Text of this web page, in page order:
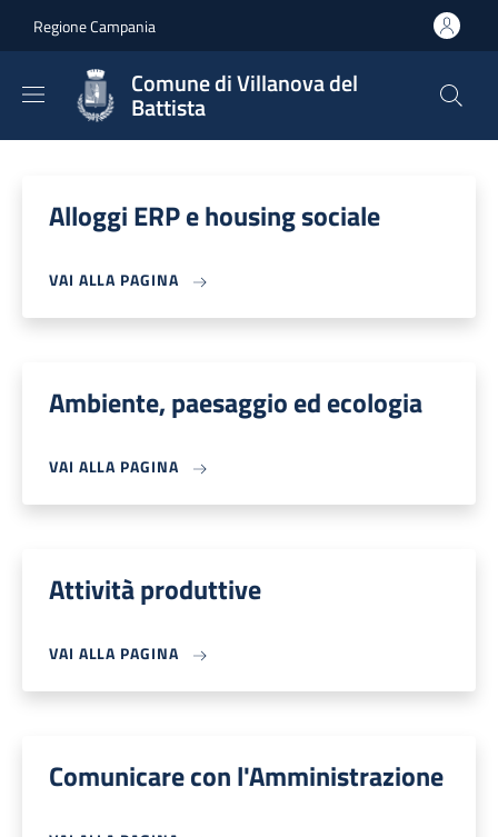
Regione Campania
Comune di Villanova del
Battista
Alloggi ERP e housing sociale
VAI ALLA PAGINA
Ambiente, paesaggio ed ecologia
VAI ALLA PAGINA
Attività produttive
VAI ALLA PAGINA
Comunicare con l'Amministrazione